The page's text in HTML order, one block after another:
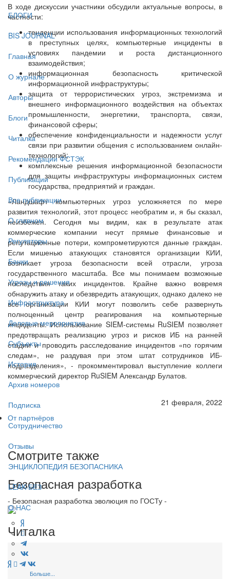
БЛОГИ
BIS JOURNAL
Главная
О журнале
Авторы
Блоги
Читалка
Рекомендации ФСТЭК
Публикации
Все публикации
О главном
Регуляторы
Банки
Угрозы и решения
Инфраструктура
Деловые мероприятия
Субъекты
История
Архив номеров
Подписка
Сотрудничество
Отзывы
ЭНЦИКЛОПЕДИЯ БЕЗОПАСНИКА
LEAK-БЕЗ
О НАС
В ходе дискуссии участники обсудили актуальные вопросы, в
частности:
тенденции использования информационных технологий
в преступных целях, компьютерные инциденты в
условиях пандемии и роста дистанционного
взаимодействия;
информационная безопасность критической
информационной инфраструктуры;
защита от террористических угроз, экстремизма и
внешнего информационного воздействия на объектах
промышленности, энергетики, транспорта, связи,
финансовой сферы;
обеспечение конфиденциальности и надежности услуг
связи при развитии общения с использованием онлайн-
технологий;
комплексные решения информационной безопасности
для защиты инфраструктуры информационных систем
государства, предприятий и граждан.
«Ландшафт компьютерных угроз усложняется по мере
развития технологий, этот процесс необратим и, я бы сказал,
неизбежен. Сегодня мы видим, как в результате атак
коммерческие компании несут прямые финансовые и
репутационные потери, компрометируются данные граждан.
Если мишенью атакующих становятся организации КИИ,
возникает угроза безопасности всей отрасли, угроза
государственного масштаба. Все мы понимаем возможные
последствия таких инцидентов. Крайне важно вовремя
обнаружить атаку и обезвредить атакующих, однако далеко не
все организации КИИ могут позволить себе развернуть
полноценный центр реагирования на компьютерные
инциденты. Использование SIEM-системы RuSIEM позволяет
предотвращать реализацию угроз и рисков ИБ на ранней
стадии и проводить расследование инцидентов «по горячим
следам», не раздувая при этом штат сотрудников ИБ-
подразделения», - прокомментировал выступление коллеги
коммерческий директор RuSIEM Александр Булатов.
21 февраля, 2022
От партнёров
Смотрите также
Безопасная разработка
- Безопасная разработка эволюция по ГОСТу -
Читалка
Больше...